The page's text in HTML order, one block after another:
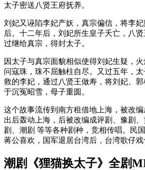
太子密送八贤王府抚养。
刘妃又诬陷李妃产妖，真宗偏信，将李
后。十二年后，刘妃所生皇子夭亡，八
过继给真宗，得封太子。
因太子与真宗面貌相似使得刘妃生疑，
问寇珠，珠不屈触柱自尽。又过五年，
救的李妃，通过八贤王做寿，将刘妃、
于沉冤昭雪，母子重圆。
这个故事流传到南方租借地上海，被改
出后轰动上海，后被改编成评剧、豫剧
剧、潮剧 等等各种剧种，竞相传唱。民
蒋公喜欢，国军退居台湾后，台湾歌仔戏
潮剧《狸猫换太子》全剧